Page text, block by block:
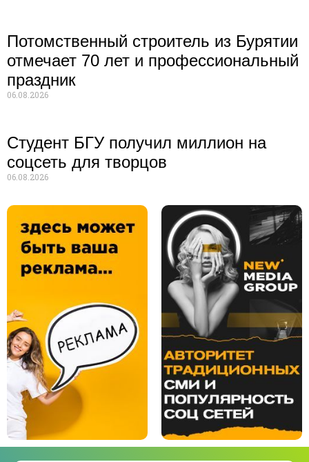
Потомственный строитель из Бурятии
отмечает 70 лет и профессиональный
праздник
06.08.2026
Студент БГУ получил миллион на
соцсеть для творцов
06.08.2026